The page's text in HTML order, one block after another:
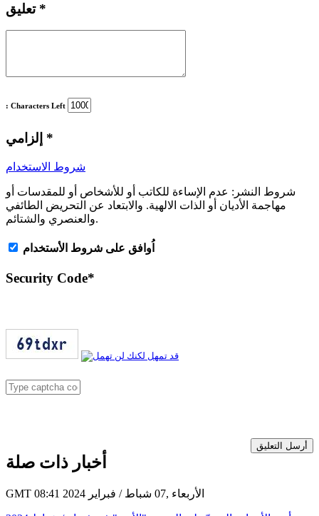
تعليق *
: Characters Left
*
شروط الاستخدام
شروط النشر: عدم الإساءة للكاتب أو للأشخاص أو للمقدسات أو
مهاجمة الأديان أو الذات الالهية. والابتعاد عن التحريض الطائفي
والعنصري والشتائم.
اُوافق على شروط الأستخدام
Security Code*
أرسل التعليق
أخبار ذات صلة
GMT 08:41 2024 الأربعاء ,07 شباط / فبراير